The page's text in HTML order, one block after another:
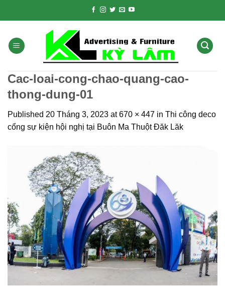
Cac-loai-cong-chao-quang-cao-
thong-dung-01
Published 20 Tháng 3, 2023 at670 × 447 in Thi công deco
cổng sự kiện hội nghị tại Buôn Ma Thuột Đăk Lăk